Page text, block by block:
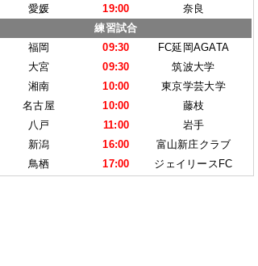
愛媛
19:00
奈良
練習試合
福岡
09:30
FC延岡AGATA
大宮
09:30
筑波大学
湘南
10:00
東京学芸大学
名古屋
10:00
藤枝
八戸
11:00
岩手
新潟
16:00
富山新庄クラブ
鳥栖
17:00 ジェイリースFC